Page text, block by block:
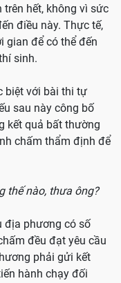
hết, không vì sức
điều này. Thực tế,
gian để có thể đến
sinh.
biệt với bài thi tự
sau này công bố
kết quả bất thường
chấm thẩm định để
thế nào, thưa ông?
địa phương có số
đều đạt yêu cầu
phải gửi kết
hành chạy đối